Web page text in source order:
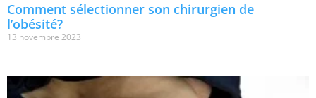
Comment sélectionner son chirurgien de
l’obésité?
13 novembre 2023